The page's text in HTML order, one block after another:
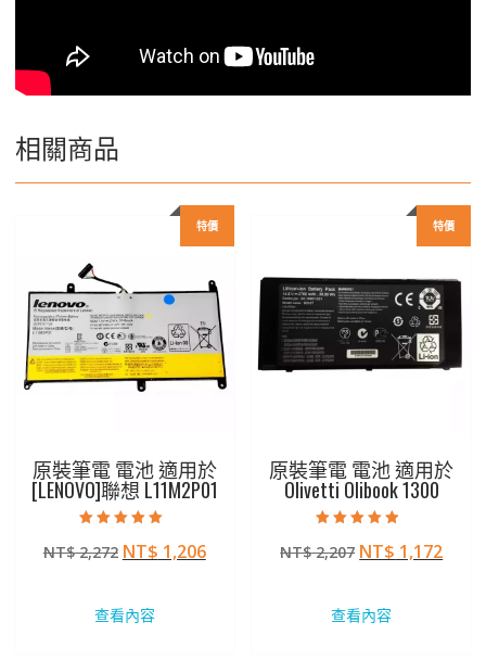
相關商品
特價
原裝筆電 電池 適用於
[LENOVO]聯想 L11M2P01
5.00
滿分 5
NT$2,272 原
格：
NT$ 1,206目
查看內容
特價
原裝筆電 電池 適用於
Olivetti Olibook 1300
4.50
滿分 5
NT$2,207 原
格：
NT$ 1,172目
查看內容